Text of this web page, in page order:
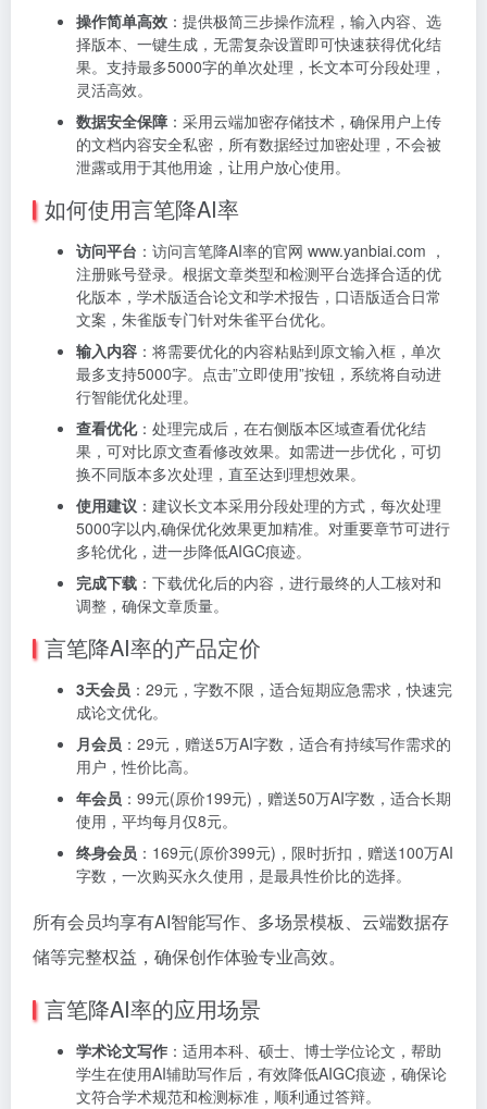
操作简单高效 ：提供极简三步操作流程，输入内容、选
择版本、一键生成，无需复杂设置即可快速获得优化结
果。支持最多5000字的单次处理，长文本可分段处理，
灵活高效。
数据安全保障 ：采用云端加密存储技术，确保用户上传
的文档内容安全私密，所有数据经过加密处理，不会被
泄露或用于其他用途，让用户放心使用。
如何使用言笔降AI率
访问平台 ：访问言笔降AI率的官网 www.yanbiai.com ，
注册账号登录。根据文章类型和检测平台选择合适的优
化版本，学术版适合论文和学术报告，口语版适合日常
文案，朱雀版专门针对朱雀平台优化。
输入内容 ：将需要优化的内容粘贴到原文输入框，单次
最多支持5000字。点击”立即使用”按钮，系统将自动进
行智能优化处理。
查看优化：处理完成后，在右侧版本区域查看优化结
果，可对比原文查看修改效果。如需进一步优化，可切
换不同版本多次处理，直至达到理想效果。
使用建议 ：建议长文本采用分段处理的方式，每次处理
5000字以内,确保优化效果更加精准。对重要章节可进行
多轮优化，进一步降低AIGC痕迹。
完成下载 ：下载优化后的内容，进行最终的人工核对和
调整，确保文章质量。
言笔降AI率的产品定价
3天会员 ：29元，字数不限，适合短期应急需求，快速完
成论文优化。
月会员 ：29元，赠送5万AI字数，适合有持续写作需求的
用户，性价比高。
年会员 ：99元(原价199元)，赠送50万AI字数，适合长期
使用，平均每月仅8元。
终身会员 ：169元(原价399元)，限时折扣，赠送100万AI
字数，一次购买永久使用，是最具性价比的选择。
所有会员均享有AI智能写作、多场景模板、云端数据存
储等完整权益，确保创作体验专业高效。
言笔降AI率的应用场景
学术论文写作 ：适用本科、硕士、博士学位论文，帮助
学生在使用AI辅助写作后，有效降低AIGC痕迹，确保论
文符合学术规范和检测标准，顺利通过答辩。